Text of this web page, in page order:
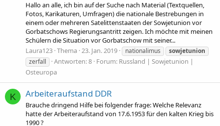
Hallo an alle, ich bin auf der Suche nach Material (Textquellen,
Fotos, Karikaturen, Umfragen) die nationale Bestrebungen in
einem oder mehreren Satelittenstaaten der Sowjetunion vor
Gorbatschows Regierungsantritt zeigen. Ich möchte mit meinen
Schülern die Situation vor Gorbatschow mit seiner...
Laura123 Thema 23. Jan. 2019 nationalimus
sowjetunion
zerfall
Antworten: 8 Forum: Russland | Sowjetunion |
Osteuropa
K Arbeiteraufstand DDR
Brauche dringend Hilfe bei folgender frage: Welche Relevanz
hatte der Arbeiteraufstand von 17.6.1953 für den kalten Krieg bis
1990 ?